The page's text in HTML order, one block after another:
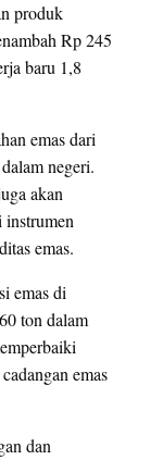
produk
Rp 245
baru 1,8
emas dari
negeri.
akan
instrumen
emas.
emas di
ton dalam
emas
dan